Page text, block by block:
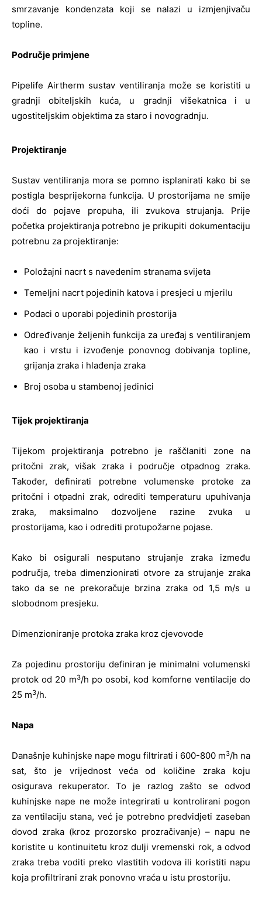
smrzavanje kondenzata koji se nalazi u izmjenjivaču
topline.
Područje primjene
Pipelife Airtherm sustav ventiliranja može se koristiti u
gradnji obiteljskih kuća, u gradnji višekatnica i u
ugostiteljskim objektima za staro i novogradnju.
Projektiranje
Sustav ventiliranja mora se pomno isplanirati kako bi se
postigla besprijekorna funkcija. U prostorijama ne smije
doći do pojave propuha, ili zvukova strujanja. Prije
početka projektiranja potrebno je prikupiti dokumentaciju
potrebnu za projektiranje:
Položajni nacrt s navedenim stranama svijeta
Temeljni nacrt pojedinih katova i presjeci u mjerilu
Podaci o uporabi pojedinih prostorija
Određivanje željenih funkcija za uređaj s ventiliranjem
kao i vrstu i izvođenje ponovnog dobivanja topline,
grijanja zraka i hlađenja zraka
Broj osoba u stambenoj jedinici
Tijek projektiranja
Tijekom projektiranja potrebno je raščlaniti zone na
pritočni zrak, višak zraka i područje otpadnog zraka.
Također, definirati potrebne volumenske protoke za
pritočni i otpadni zrak, odrediti temperaturu upuhivanja
zraka, maksimalno dozvoljene razine zvuka u
prostorijama, kao i odrediti protupožarne pojase.
Kako bi osigurali nesputano strujanje zraka između
područja, treba dimenzionirati otvore za strujanje zraka
tako da se ne prekoračuje brzina zraka od 1,5 m/s u
slobodnom presjeku.
Dimenzioniranje protoka zraka kroz cjevovode
Za pojedinu prostoriju definiran je minimalni volumenski
protok od 20 m3/h po osobi, kod komforne ventilacije do
25 m3/h.
Napa
Današnje kuhinjske nape mogu filtrirati i 600-800 m3/h na
sat, što je vrijednost veća od količine zraka koju
osigurava rekuperator. To je razlog zašto se odvod
kuhinjske nape ne može integrirati u kontrolirani pogon
za ventilaciju stana, već je potrebno predvidjeti zaseban
dovod zraka (kroz prozorsko prozračivanje) – napu ne
koristite u kontinuitetu kroz dulji vremenski rok, a odvod
zraka treba voditi preko vlastitih vodova ili koristiti napu
koja profiltrirani zrak ponovno vraća u istu prostoriju.